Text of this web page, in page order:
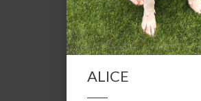
ALICE